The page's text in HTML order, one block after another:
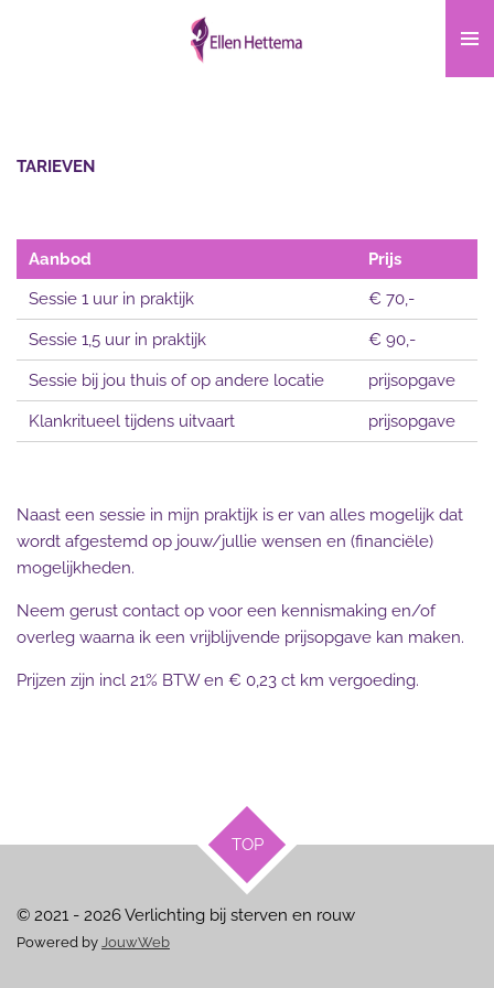
TARIEVEN
Aanbod
Prijs
Sessie 1 uur in praktijk
€ 70,-
Sessie 1,5 uur in praktijk € 90,-
Sessie bij jou thuis of op andere locatie prijsopgave
Klankritueel tijdens uitvaart prijsopgave
Naast een sessie in mijn praktijk is er van alles mogelijk dat
wordt afgestemd op jouw/jullie wensen en (financiële)
mogelijkheden.
Neem gerust contact op voor een kennismaking en/of
overleg waarna ik een vrijblijvende prijsopgave kan maken.
Prijzen zijn incl 21% BTW en € 0,23 ct km vergoeding.
TOP
© 2021 - 2026 Verlichting bij sterven en rouw
Powered by JouwWeb